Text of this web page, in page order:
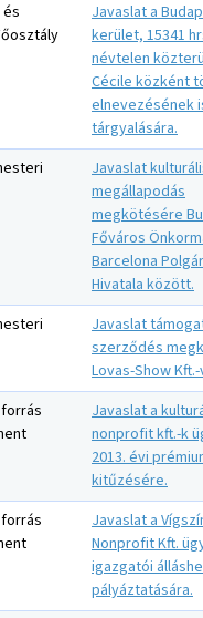
Javaslat a
kerület, 15341
névtelen
Cécile közként
elnevezésének
tárgyalására.
Javaslat
megállapodás
megkötésére
Főváros
Barcelona
Hivatala között.
Javaslat
szerződés
Lovas-Show
Javaslat a
nonprofit kft.-k
2013. évi
kitűzésére.
Javaslat a
Nonprofit Kft.
igazgatói
pályáztatására.